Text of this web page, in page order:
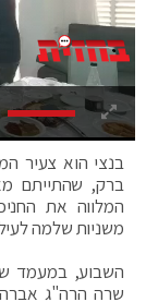
בנצי הוא צעיר
ברק, שהתייתם
המלווה את
משניות שלמה
השבוע, במעמד
שרה הרה"ג